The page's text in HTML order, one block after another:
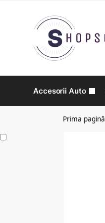
Accesorii Auto
Prima pagină